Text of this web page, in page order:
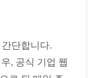
간단합니다.
, 공식 기업 웹